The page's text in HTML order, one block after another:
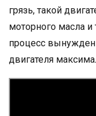
грязь, такой
моторного масла и
процесс
двигателя